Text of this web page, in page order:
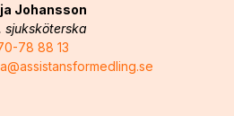
Johansson
sjuksköterska
78 88 13